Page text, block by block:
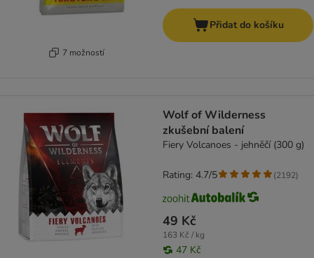
7 možností
Přidat do košíku
Wolf of Wilderness
zkušební balení
Fiery Volcanoes - jehněčí (300 g)
49 Kč
163 Kč / kg
47 Kč
Rating: 4.7/5 (2192)